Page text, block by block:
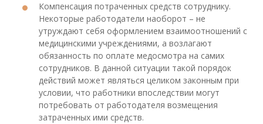
Компенсация потраченных средств сотруднику.
Некоторые работодатели наоборот – не
утруждают себя оформлением взаимоотношений с
медицинскими учреждениями, а возлагают
обязанность по оплате медосмотра на самих
сотрудников. В данной ситуации такой порядок
действий может являться целиком законным при
условии, что работники впоследствии могут
потребовать от работодателя возмещения
затраченных ими средств.